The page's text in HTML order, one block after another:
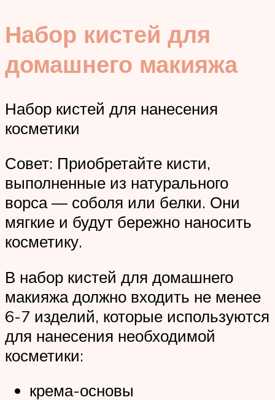
Набор кистей для
домашнего макияжа
Набор кистей для нанесения
косметики
Совет: Приобретайте кисти,
выполненные из натурального
ворса — соболя или белки. Они
мягкие и будут бережно наносить
косметику.
В набор кистей для домашнего
макияжа должно входить не менее
6-7 изделий, которые используются
для нанесения необходимой
косметики:
крема-основы